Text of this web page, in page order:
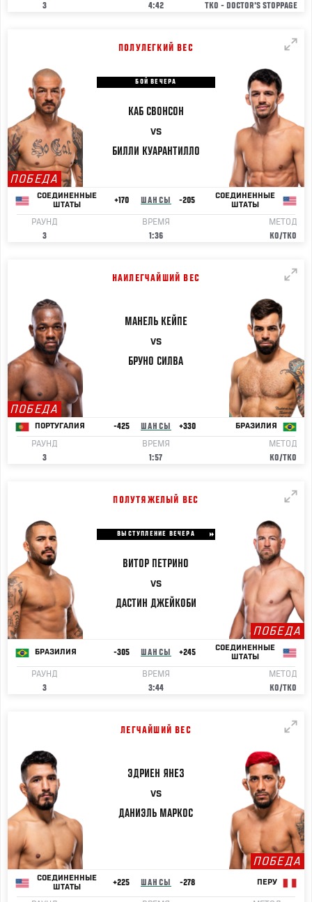
3
4:42
TKO - DOCTOR'S STOPPAGE
ПОЛУЛЕГКИЙ ВЕС
ПОБЕДА
БОЙ ВЕЧЕРА
КАБ СВОНСОН
VS
БИЛЛИ КУАРАНТИЛЛО
СОЕДИНЕННЫЕ
ШТАТЫ
+170 ШАНСЫ -205
СОЕДИНЕННЫЕ
ШТАТЫ
РАУНД
3
ВРЕМЯ
1:36
МЕТОД
KO/TKO
НАИЛЕГЧАЙШИЙ ВЕС
ПОБЕДА
МАНЕЛЬ КЕЙПЕ
VS
БРУНО СИЛВА
ПОРТУГАЛИЯ -425 ШАНСЫ +330 БРАЗИЛИЯ
РАУНД
3
ВРЕМЯ
1:57
МЕТОД
KO/TKO
ПОЛУТЯЖЕЛЫЙ ВЕС
ВЫСТУПЛЕНИЕ ВЕЧЕРА
ВИТОР ПЕТРИНО
VS
ДАСТИН ДЖЕЙКОБИ
ПОБЕДА
БРАЗИЛИЯ -305 ШАНСЫ +245
СОЕДИНЕННЫЕ
ШТАТЫ
РАУНД
3
ВРЕМЯ
3:44
МЕТОД
KO/TKO
ЛЕГЧАЙШИЙ ВЕС
ЭДРИЕН ЯНЕЗ
VS
ДАНИЭЛЬ МАРКОС
ПОБЕДА
СОЕДИНЕННЫЕ
ШТАТЫ
+225 ШАНСЫ -278 ПЕРУ